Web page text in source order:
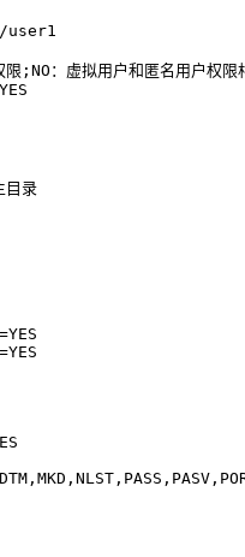
;NO：虚拟用户和匿名用户权限
目录